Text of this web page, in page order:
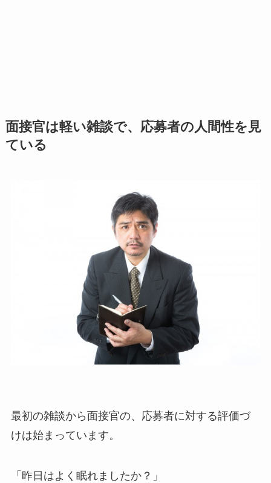
面接官は軽い雑談で、応募者の人間性を見
ている
最初の雑談から面接官の、応募者に対する評価づ
けは始まっています。
「昨日はよく眠れましたか？」